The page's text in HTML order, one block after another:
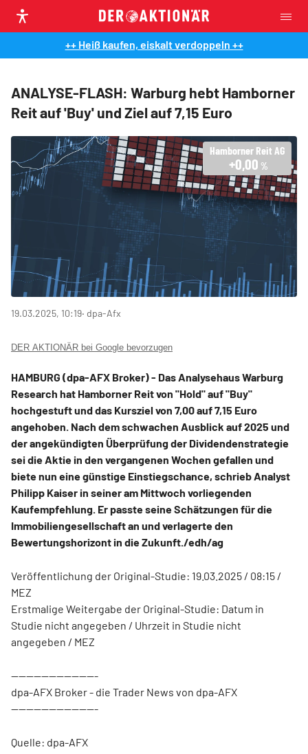
++ Heiß kaufen, eiskalt verdoppeln ++
ANALYSE-FLASH: Warburg hebt Hamborner
Reit auf 'Buy' und Ziel auf 7,15 Euro
Hamborner Reit AG
+0,00 %
19.03.2025, 10:19‧ dpa-Afx
DER AKTIONÄR bei Google bevorzugen
HAMBURG (dpa-AFX Broker) - Das Analysehaus Warburg
Research hat Hamborner Reitvon "Hold" auf "Buy"
hochgestuft und das Kursziel von 7,00 auf 7,15 Euro
angehoben. Nach dem schwachen Ausblick auf 2025 und
der angekündigten Überprüfung der Dividendenstrategie
sei die Aktie in den vergangenen Wochen gefallen und
biete nun eine günstige Einstiegschance, schrieb Analyst
Philipp Kaiser in seiner am Mittwoch vorliegenden
Kaufempfehlung. Er passte seine Schätzungen für die
Immobiliengesellschaft an und verlagerte den
Bewertungshorizont in die Zukunft./edh/ag
Veröffentlichung der Original-Studie: 19.03.2025 / 08:15 /
MEZ
Erstmalige Weitergabe der Original-Studie: Datum in
Studie nicht angegeben / Uhrzeit in Studie nicht
angegeben / MEZ
-----------------------
dpa-AFX Broker - die Trader News von dpa-AFX
-----------------------
Quelle: dpa-AFX